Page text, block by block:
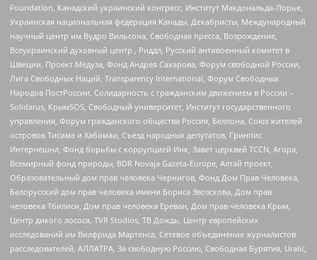
Foundation, Канадский украинский конгресс, Институт Макдональда-Лорье,
Украинская национальная федерация Канады, Декабристы, Международный
научный центр им Вудро Вильсона, Свободная пресса, Возрождение,
Всеукраинский духовный центр , Риддл, Русский антивоенный комитет в
Швеции, Проект Медуза, Фонд Андрея Сахарова, Форум свободной России,
Лига Свободных Наций, Transparеncy International, Форум Свободных
Народов ПостРоссии, Солидарность с гражданским движением в России –
Solidarus, КрымSOS, Свободный университет, Институт государственного
управления, Форум гражданского общества Россия, Беллона, Союз жителей
островов Тисима и Хабомаи, Съезд народных депутатов, Гринпис
Интернешнл, Фонд борьбы с коррупцией Инк, Завет церквей TCCN, Агора,
Всемирный фонд природы, BDR Novaja Gazeta-Europe, Алтай проект,
Образовательный дом прав человека Чернигов, Фонд Дом Прав Человека,
Белорусский дом прав человека имени Бориса Звозскова, Дом прав
человека Тбилиси, Дом прав человека Ереван, Дом прав человека Крым,
Центр дикого лосося, TVR Studios, ТВ Дождь, Центр европейских
исследований им Вилфрида Мартенса, Сетевое объединение журналистов
расследователей, АЛЛАТРА, За свободную Россию, Свободная Бурятия, Uralic,